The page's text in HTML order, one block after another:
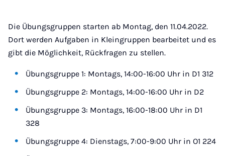
Die Übungsgruppen starten ab Montag, den 11.04.2022.
Dort werden Aufgaben in Kleingruppen bearbeitet und es
gibt die Möglichkeit, Rückfragen zu stellen.
Übungsgruppe 1: Montags, 14:00-16:00 Uhr in D1 312
Übungsgruppe 2: Montags, 14:00-16:00 Uhr in D2
Übungsgruppe 3: Montags, 16:00-18:00 Uhr in D1
328
Übungsgruppe 4: Dienstags, 7:00-9:00 Uhr in O1 224